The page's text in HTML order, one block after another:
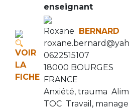
VOIR
LA
FICHE
enseignant
Roxane BERNARD
0622515107
18000 BOURGES
FRANCE
Anxiété, trauma
TOC Travail,